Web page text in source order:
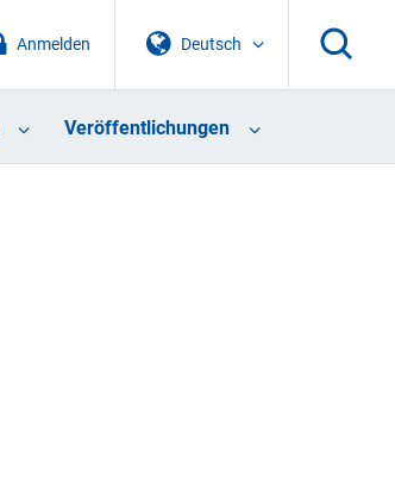
Deutsch
Anmelden
Veröffentlichungen